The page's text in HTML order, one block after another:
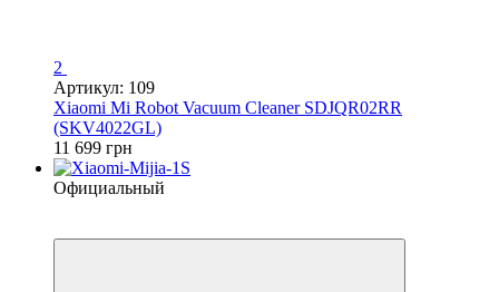
2
Артикул: 109
Xiaomi Mi Robot Vacuum Cleaner SDJQR02RR
(SKV4022GL)
11 699 грн
Официальный